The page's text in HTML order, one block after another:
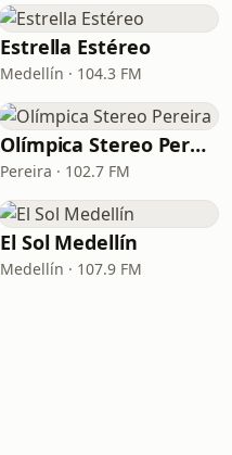
Estrella Estéreo
Medellín · 104.3 FM
Olímpica Stereo Pereira
Pereira · 102.7 FM
El Sol Medellín
Medellín · 107.9 FM